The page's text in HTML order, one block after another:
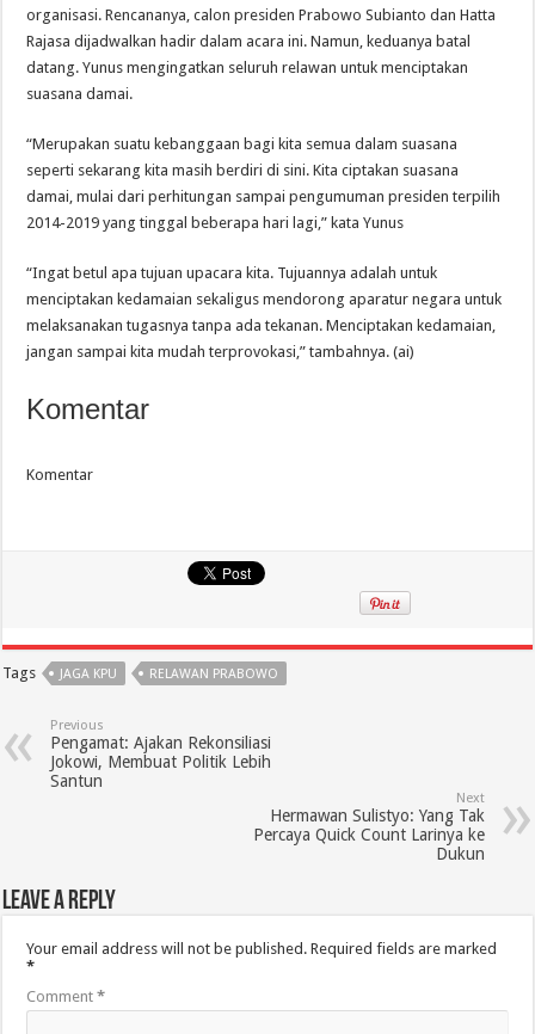
organisasi. Rencananya, calon presiden Prabowo Subianto dan Hatta
Rajasa dijadwalkan hadir dalam acara ini. Namun, keduanya batal
datang. Yunus mengingatkan seluruh relawan untuk menciptakan
suasana damai.
“Merupakan suatu kebanggaan bagi kita semua dalam suasana
seperti sekarang kita masih berdiri di sini. Kita ciptakan suasana
damai, mulai dari perhitungan sampai pengumuman presiden terpilih
2014-2019 yang tinggal beberapa hari lagi,” kata Yunus
“Ingat betul apa tujuan upacara kita. Tujuannya adalah untuk
menciptakan kedamaian sekaligus mendorong aparatur negara untuk
melaksanakan tugasnya tanpa ada tekanan. Menciptakan kedamaian,
jangan sampai kita mudah terprovokasi,” tambahnya. (ai)
Komentar
Komentar
Tags JAGA KPU RELAWAN PRABOWO
Previous
Pengamat: Ajakan Rekonsiliasi
Jokowi, Membuat Politik Lebih
Santun
Next
Hermawan Sulistyo: Yang Tak
Percaya Quick Count Larinya ke
Dukun
Leave a Reply
Your email address will not be published. Required fields are marked
*
Comment*